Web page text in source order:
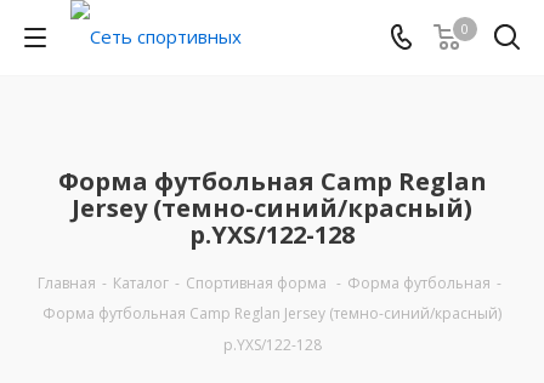
0
Форма футбольная Camp Reglan
Jersey (темно-синий/красный)
р.YXS/122-128
Главная - Каталог - Спортивная форма - Форма футбольная -
Форма футбольная Camp Reglan Jersey (темно-синий/красный)
р.YXS/122-128